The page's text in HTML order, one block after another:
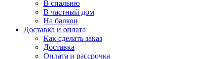
В спальню
В частный дом
На балкон
Доставка и оплата
Как сделать заказ
Доставка
Оплата и рассрочка